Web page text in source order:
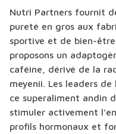
Nutri Partners fournit
pureté en gros aux
sportive et de bien-
proposons un
caféine, dérivé de la
meyenii. Les leaders
ce superaliment andin
stimuler activement
profils hormonaux et